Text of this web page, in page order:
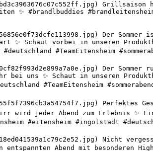
#brandlbuddies #brandleitensheim
Der
✨ Schaut vorbei in unseren
#TeamEitensheim
Der
uns ✨ Schaut in unseren
#TeamEitensheim
Perfektes
wird jeder Abend zum Erlebnis
#eitensheim #ingolstadt
Nicht
Abend mit besonderen